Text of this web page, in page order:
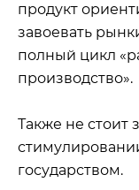
продукт
завоевать
полный цикл
производство».
Также не стоит
государством.